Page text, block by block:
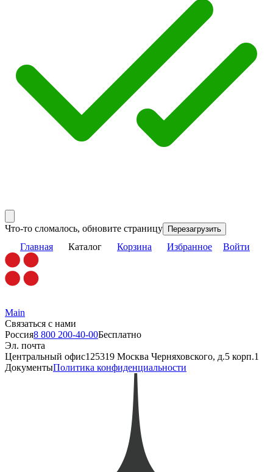
Что-то сломалось, обновите страницу Перезагрузить
Главная Каталог Корзина Избранное Войти
Main
Связаться с нами
Россия8 800 200-40-00Бесплатно
Эл. почта
Центральный офис125319 Москва Черняховского, д.5 корп.1
ДокументыПолитика конфиденциальности